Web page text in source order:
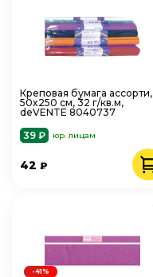
Креповая бумага ассорти,
50x250 см, 32 г/кв.м,
deVENTE 8040737
39 ₽
юр. лицам
42 ₽
-41%